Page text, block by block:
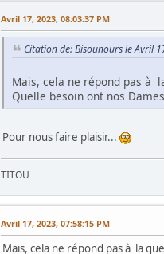
Avril 17, 2023, 08:03:37 PM
Citation de: Bisounours le Avril
Mais, cela ne répond pas à
Quelle besoin ont nos
Pour nous faire plaisir...
TITOU
Avril 17, 2023, 07:58:15 PM
Mais, cela ne répond pas à la